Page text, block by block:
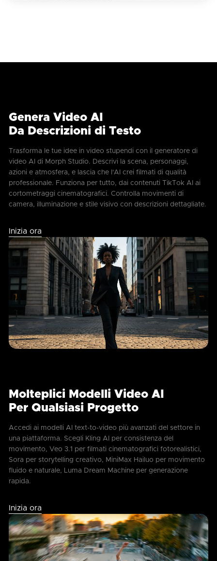
Genera Video AI
Da Descrizioni di Testo
Trasforma le tue idee in video stupendi con il generatore di
video AI di Morph Studio. Descrivi la scena, personaggi,
azioni e atmosfera, e lascia che l'AI crei filmati di qualità
professionale. Funziona per tutto, dai contenuti TikTok AI ai
cortometraggi cinematografici. Controlla movimenti di
camera, illuminazione e stile visivo con descrizioni dettagliate.
Inizia ora
Molteplici Modelli Video AI
Per Qualsiasi Progetto
Accedi ai modelli AI text-to-video più avanzati del settore in
una piattaforma. Scegli Kling AI per consistenza del
movimento, Veo 3.1 per filmati cinematografici fotorealistici,
Sora per storytelling creativo, MiniMax Hailuo per movimento
fluido e naturale, Luma Dream Machine per generazione
rapida.
Inizia ora